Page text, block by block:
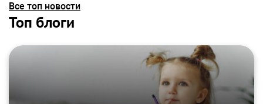
Все топ новости
Топ блоги